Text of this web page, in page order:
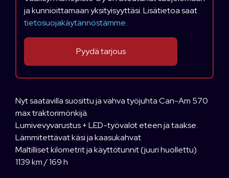
ja kunnioittamaan yksityisyyttäsi. Lisätietoa saat
tietosuojakäytännöstämme.
Nyt saatavilla suosittu ja vahva työjuhta Can-Am 570
max traktorimönkijä.
Lumivevyvarustus + LED-työvalot eteen ja taakse.
Lämmitettävat käsi ja kaasukahvat
Maltilliset kilometrit ja käyttötunnit (juuri huollettu)
1139 km / 169 h